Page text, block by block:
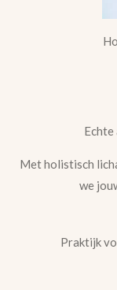
Met holistisch
we
Praktijk